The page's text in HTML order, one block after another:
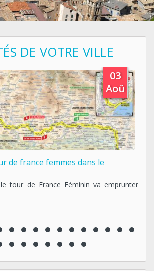
DE VOTRE VILLE
03
Aoû
tour de France Féminin va emprunter